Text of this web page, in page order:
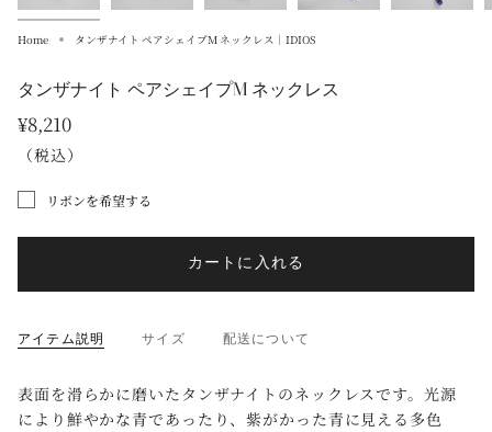
Home タンザナイト ペアシェイプM ネックレス｜IDIOS
タンザナイト ペアシェイプM ネックレス
¥8,210
（税込）
リボンを希望する
カートに入れる
アイテム説明 サイズ 配送について
表面を滑らかに磨いたタンザナイトのネックレスです。光源
により鮮やかな青であったり、紫がかった青に見える多色